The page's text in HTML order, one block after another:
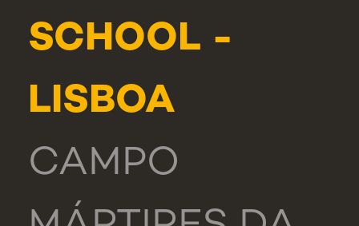
SCHOOL -
LISBOA
CAMPO